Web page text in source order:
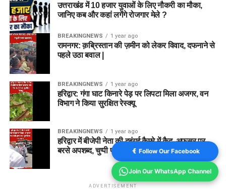
उत्तराखंड में 10 हजार युवाओं के लिए नौकरी का मौका,
जानिए कब और कहां लगेंगे रोजगार मेले ?
BREAKINGNEWS 1 year ago
रामनगर: क़ब्रिस्तान की ज़मीन को लेकर विवाद, दफनाने से
पहले उठा बवाल |
BREAKINGNEWS 1 year ago
हरिद्वार: गंगा घाट किनारे पेड़ पर लिपटा मिला अजगर, वन
विभाग ने किया सुरक्षित रेस्क्यू
BREAKINGNEWS 1 year ago
हरिद्वार में बीजेपी नेता की दबंगई कैमरे में कैद, अफसर पर
बरसे अपशब्द, चुप्पी पर उठे सवाल
ADVERTISEMENT
Follow Our Facebook
Join Our WhatsApp Channel